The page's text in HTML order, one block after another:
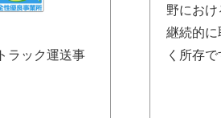
ラック運送事
野にお
継続的
く所存